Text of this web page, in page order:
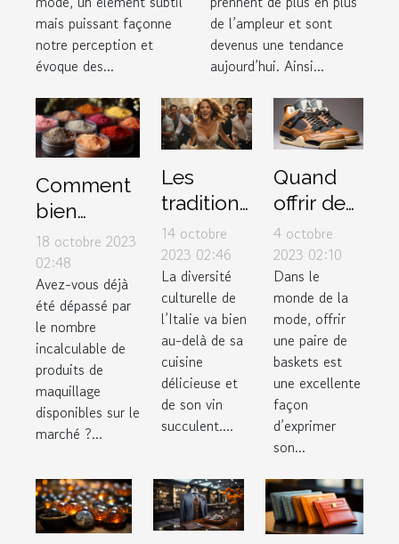
mais puissant façonne
notre perception et
évoque des...
de l’ampleur et sont
devenus une tendance
aujourd’hui. Ainsi...
Comment
bien
choisir ses
produits
de
maquillage
selon son
type de
peau ?
18 octobre 2023
02:48
Avez-vous déjà
été dépassé par
le nombre
incalculable de
produits de
maquillage
disponibles sur le
marché ?...
Les
traditions
de
mariage
uniques
en Italie
14 octobre
2023 02:46
La diversité
culturelle de
l’Italie va bien
au-delà de sa
cuisine
délicieuse et
de son vin
succulent....
Quand
offrir des
sneakers
Air
Jordan 4
Retro
Thunder
2023
comme
cadeau
4 octobre
2023 02:10
Dans le
monde de la
mode, offrir
une paire de
baskets est
une excellente
façon
d’exprimer
son...